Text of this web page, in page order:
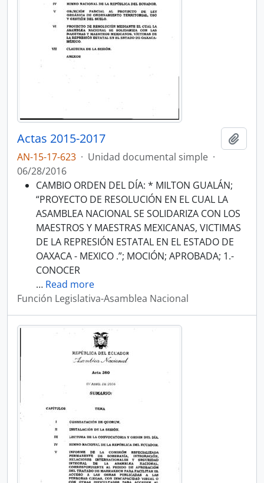
Actas 2015-2017
AN-15-17-623 · Unidad documental simple ·
06/28/2016
CAMBIO ORDEN DEL DÍA: * MILTON GUALÁN;
“PROYECTO DE RESOLUCIÓN EN EL CUAL LA
ASAMBLEA NACIONAL SE SOLIDARIZA CON LOS
MAESTROS Y MAESTRAS MEXICANAS, VICTIMAS
DE LA REPRESIÓN ESTATAL EN EL ESTADO DE
OAXACA - MEXICO .”; MOCIÓN; APROBADA; 1.-
CONOCER
… Read more
Función Legislativa-Asamblea Nacional